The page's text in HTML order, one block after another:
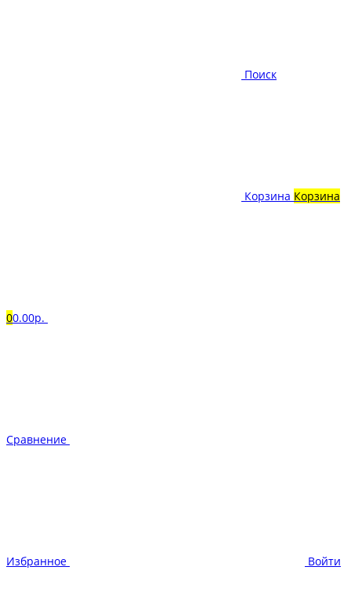
Поиск
Корзина Корзина
00.00р.
Сравнение
Избранное Войти